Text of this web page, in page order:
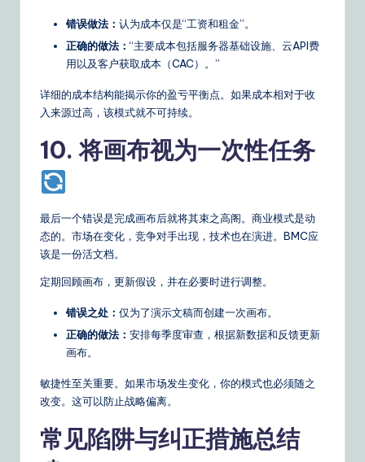
错误做法： 认为成本仅是“工资和租金”。
正确的做法：“主要成本包括服务器基础设施、云API费
用以及客户获取成本（CAC）。”
详细的成本结构能揭示你的盈亏平衡点。如果成本相对于收
入来源过高，该模式就不可持续。
10. 将画布视为一次性任务
最后一个错误是完成画布后就将其束之高阁。商业模式是动
态的。市场在变化，竞争对手出现，技术也在演进。BMC应
该是一份活文档。
定期回顾画布，更新假设，并在必要时进行调整。
错误之处： 仅为了演示文稿而创建一次画布。
正确的做法： 安排每季度审查，根据新数据和反馈更新
画布。
敏捷性至关重要。如果市场发生变化，你的模式也必须随之
改变。这可以防止战略偏离。
常见陷阱与纠正措施总结